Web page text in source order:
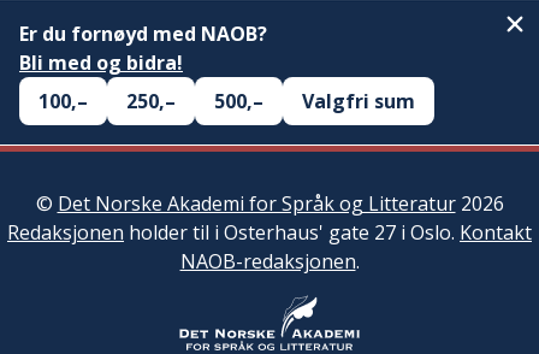
Er du fornøyd med NAOB?
Bli med og bidra!
100,–
250,– 500,– Valgfri sum
© Det Norske Akademi for Språk og Litteratur2026
Redaksjonen holder til i Osterhaus' gate 27 i Oslo. Kontakt
NAOB-redaksjonen.